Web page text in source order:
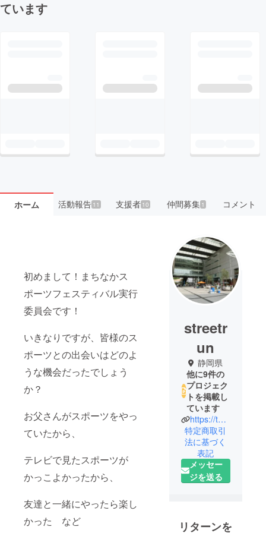
ています
ホーム 活動報告11 支援者 10 仲間募集 1 コメント
初めまして！まちなかス
ポーツフェスティバル実行
委員会です！
いきなりですが、皆様のス
ポーツとの出会いはどのよ
うな機会だったでしょう
か？
お父さんがスポーツをやっ
ていたから、
テレビで見たスポーツが
かっこよかったから、
友達と一緒にやったら楽し
かった など
streetr
un
静岡県
他に9件の
プロジェク
トを掲載し
ています
https://tomorun.hamazo.tv/
特定商取引
法に基づく
表記
メッセー
ジを送る
リターンを